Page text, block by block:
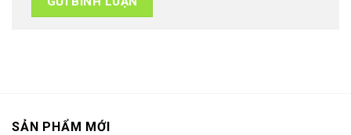
SẢN PHẨM MỚI